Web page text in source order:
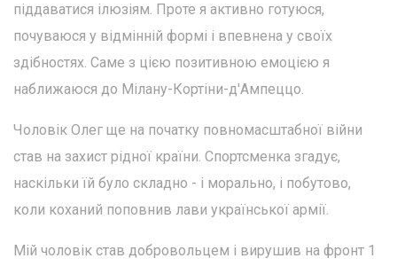
піддаватися ілюзіям. Проте я активно готуюся,
почуваюся у відмінній формі і впевнена у своїх
здібностях. Саме з цією позитивною емоцією я
наближаюся до Мілану-Кортіни-д'Ампеццо.
Чоловік Олег ще на початку повномасштабної війни
став на захист рідної країни. Спортсменка згадує,
наскільки їй було складно - і морально, і побутово,
коли коханий поповнив лави української армії.
Мій чоловік став добровольцем і вирушив на фронт 1